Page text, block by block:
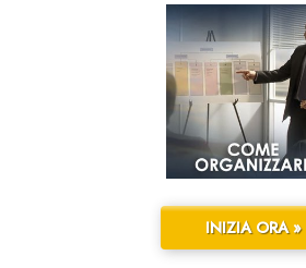
INIZIA ORA »